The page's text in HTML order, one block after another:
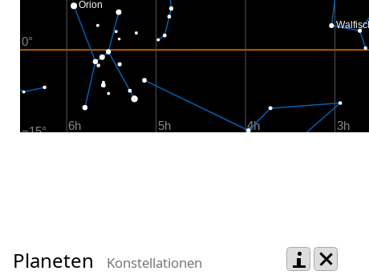
Planeten Konstellationen